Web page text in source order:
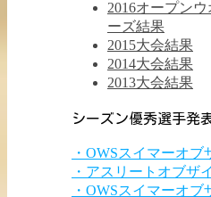
2016オープン
ーズ結果
2015大会結果
2014大会結果
2013大会結果
シーズン優秀選手発
・OWSスイマーオブ
・アスリートオブザ
・OWSスイマーオブ